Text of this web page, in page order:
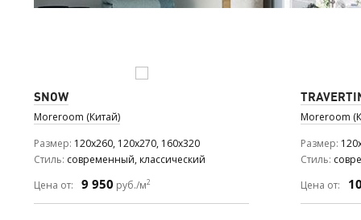
SNOW
Moreroom (Китай)
Размер 120x260, 120x270, 160x320
Стиль современный, классический
Цена от:
9 950 руб./м2
Moreroom
Размер
Стиль
Цена от: